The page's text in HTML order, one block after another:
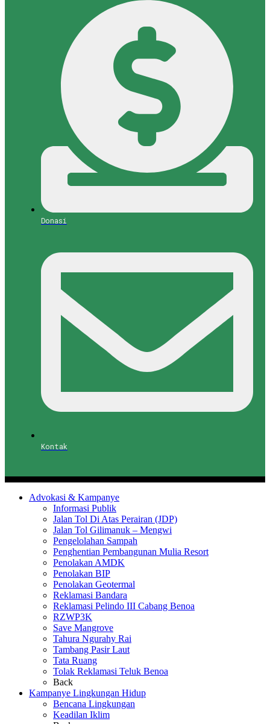
Donasi
Kontak
Advokasi & Kampanye
Informasi Publik
Jalan Tol Di Atas Perairan (JDP)
Jalan Tol Gilimanuk – Mengwi
Pengelolahan Sampah
Penghentian Pembangunan Mulia Resort
Penolakan AMDK
Penolakan BIP
Penolakan Geotermal
Reklamasi Bandara
Reklamasi Pelindo III Cabang Benoa
RZWP3K
Save Mangrove
Tahura Ngurahy Rai
Tambang Pasir Laut
Tata Ruang
Tolak Reklamasi Teluk Benoa
Back
Kampanye Lingkungan Hidup
Bencana Lingkungan
Keadilan Iklim